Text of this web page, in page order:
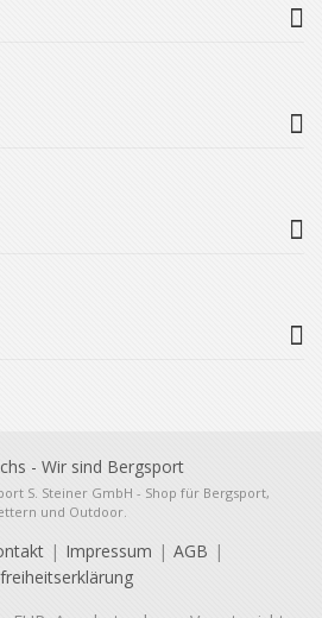
S. Steiner GmbH - Shop für Bergsport,
und Outdoor.
Impressum
AGB